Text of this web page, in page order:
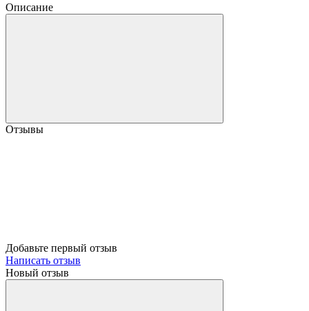
Описание
Отзывы
Добавьте первый отзыв
Написать отзыв
Новый отзыв